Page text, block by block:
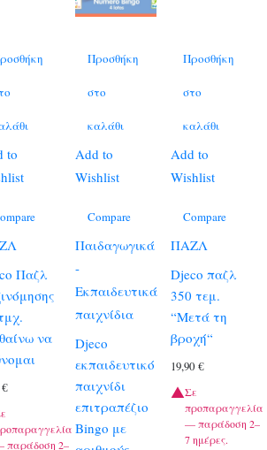
to
Παζλ
να
€
παράδοση 2–
Προσθήκη
στο
καλάθι
Add to
Wishlist
Compare
Παιδαγωγικά
-
Εκπαιδευτικά
παιχνίδια
Djeco
εκπαιδευτικό
παιχνίδι
επιτραπέζιο
Bingo με
Προσθήκη
στο
καλάθι
Add to
Wishlist
Compare
ΠΑΖΛ
Djeco παζλ
350 τεμ.
“Μετά τη
βροχή“
19,90€
Σε
προπαραγγελία
— παράδοση 2–
7 ημέρες.